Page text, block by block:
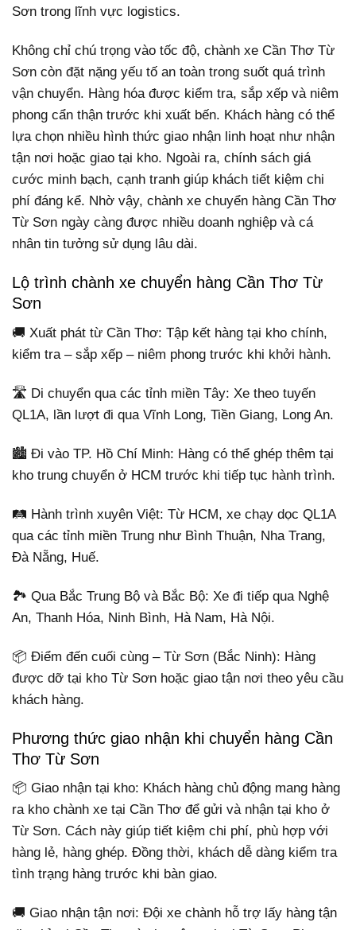
Sơn trong lĩnh vực logistics.
Không chỉ chú trọng vào tốc độ, chành xe Cần Thơ Từ
Sơn còn đặt nặng yếu tố an toàn trong suốt quá trình
vận chuyển. Hàng hóa được kiểm tra, sắp xếp và niêm
phong cẩn thận trước khi xuất bến. Khách hàng có thể
lựa chọn nhiều hình thức giao nhận linh hoạt như nhận
tận nơi hoặc giao tại kho. Ngoài ra, chính sách giá
cước minh bạch, cạnh tranh giúp khách tiết kiệm chi
phí đáng kể. Nhờ vậy, chành xe chuyển hàng Cần Thơ
Từ Sơn ngày càng được nhiều doanh nghiệp và cá
nhân tin tưởng sử dụng lâu dài.
Lộ trình chành xe chuyển hàng Cần Thơ Từ
Sơn
🚚 Xuất phát từ Cần Thơ: Tập kết hàng tại kho chính,
kiểm tra – sắp xếp – niêm phong trước khi khởi hành.
🛣️ Di chuyển qua các tỉnh miền Tây: Xe theo tuyến
QL1A, lần lượt đi qua Vĩnh Long, Tiền Giang, Long An.
🏙️ Đi vào TP. Hồ Chí Minh: Hàng có thể ghép thêm tại
kho trung chuyển ở HCM trước khi tiếp tục hành trình.
🛤️ Hành trình xuyên Việt: Từ HCM, xe chạy dọc QL1A
qua các tỉnh miền Trung như Bình Thuận, Nha Trang,
Đà Nẵng, Huế.
🏞️ Qua Bắc Trung Bộ và Bắc Bộ: Xe đi tiếp qua Nghệ
An, Thanh Hóa, Ninh Bình, Hà Nam, Hà Nội.
📦 Điểm đến cuối cùng – Từ Sơn (Bắc Ninh): Hàng
được dỡ tại kho Từ Sơn hoặc giao tận nơi theo yêu cầu
khách hàng.
Phương thức giao nhận khi chuyển hàng Cần
Thơ Từ Sơn
📦 Giao nhận tại kho: Khách hàng chủ động mang hàng
ra kho chành xe tại Cần Thơ để gửi và nhận tại kho ở
Từ Sơn. Cách này giúp tiết kiệm chi phí, phù hợp với
hàng lẻ, hàng ghép. Đồng thời, khách dễ dàng kiểm tra
tình trạng hàng trước khi bàn giao.
🚚 Giao nhận tận nơi: Đội xe chành hỗ trợ lấy hàng tận